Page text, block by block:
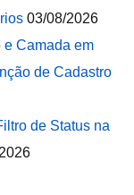
03/08/2026
e Camada em
de Cadastro
de Status na